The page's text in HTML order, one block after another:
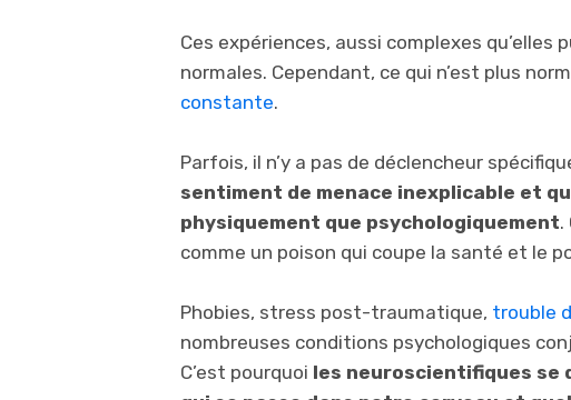
Ces expériences, aussi complexes
normales. Cependant, ce qui n’est plus
constante.
Parfois, il n’y a pas de déclencheur
sentiment de menace inexplicable et
physiquement que psychologiquement.
comme un poison qui coupe la santé et le
Phobies, stress post-traumatique, trouble
nombreuses conditions psychologiques
C’est pourquoi les neuroscientifiques se